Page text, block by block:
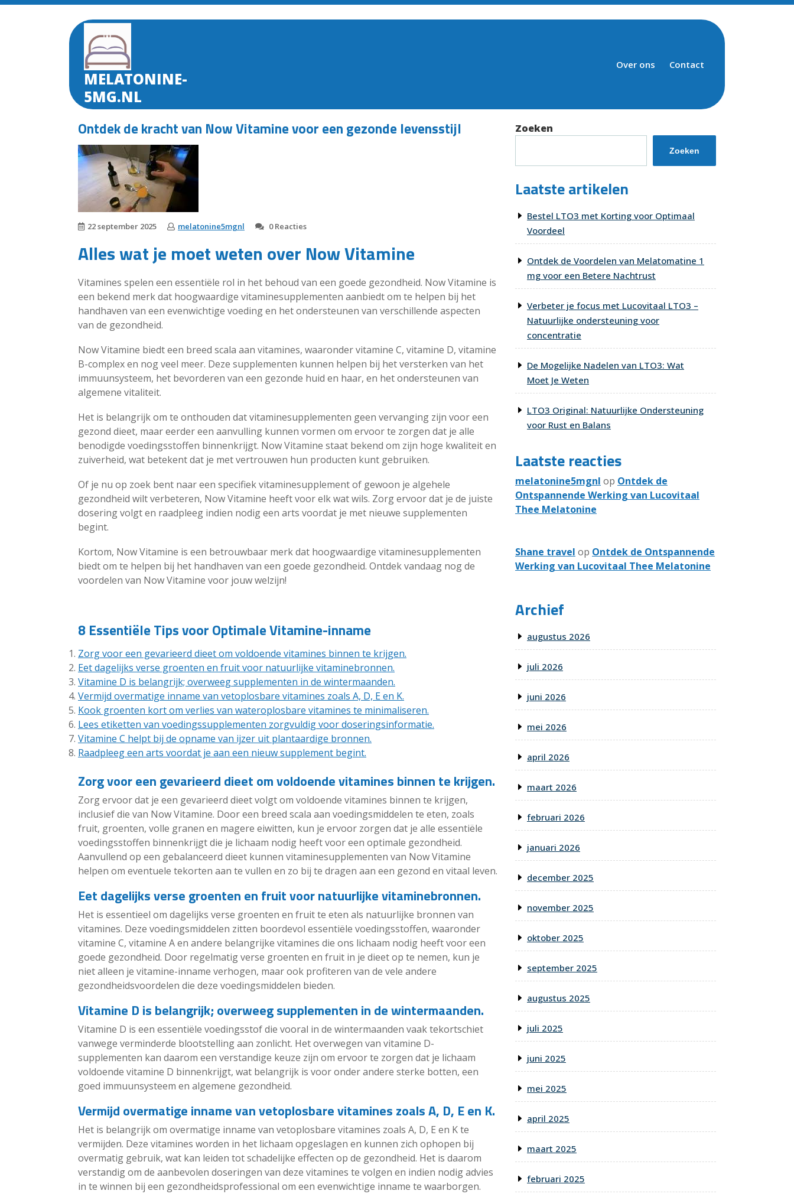
Skip
MELATONINE-
5MG.NL
Over ons Contact
Ontdek de kracht van Now Vitamine voor een gezonde levensstijl
22 september 2025 melatonine5mgnl 0 Reacties
Alles wat je moet weten over Now Vitamine
Vitamines spelen een essentiële rol in het behoud van een goede gezondheid. Now Vitamine is
een bekend merk dat hoogwaardige vitaminesupplementen aanbiedt om te helpen bij het
handhaven van een evenwichtige voeding en het ondersteunen van verschillende aspecten
van de gezondheid.
Now Vitamine biedt een breed scala aan vitamines, waaronder vitamine C, vitamine D, vitamine
B-complex en nog veel meer. Deze supplementen kunnen helpen bij het versterken van het
immuunsysteem, het bevorderen van een gezonde huid en haar, en het ondersteunen van
algemene vitaliteit.
Het is belangrijk om te onthouden dat vitaminesupplementen geen vervanging zijn voor een
gezond dieet, maar eerder een aanvulling kunnen vormen om ervoor te zorgen dat je alle
benodigde voedingsstoffen binnenkrijgt. Now Vitamine staat bekend om zijn hoge kwaliteit en
zuiverheid, wat betekent dat je met vertrouwen hun producten kunt gebruiken.
Of je nu op zoek bent naar een specifiek vitaminesupplement of gewoon je algehele
gezondheid wilt verbeteren, Now Vitamine heeft voor elk wat wils. Zorg ervoor dat je de juiste
dosering volgt en raadpleeg indien nodig een arts voordat je met nieuwe supplementen
begint.
Kortom, Now Vitamine is een betrouwbaar merk dat hoogwaardige vitaminesupplementen
biedt om te helpen bij het handhaven van een goede gezondheid. Ontdek vandaag nog de
voordelen van Now Vitamine voor jouw welzijn!
8 Essentiële Tips voor Optimale Vitamine-inname
Zorg voor een gevarieerd dieet om voldoende vitamines binnen te krijgen.
Eet dagelijks verse groenten en fruit voor natuurlijke vitaminebronnen.
Vitamine D is belangrijk; overweeg supplementen in de wintermaanden.
Vermijd overmatige inname van vetoplosbare vitamines zoals A, D, E en K.
Kook groenten kort om verlies van wateroplosbare vitamines te minimaliseren.
Lees etiketten van voedingssupplementen zorgvuldig voor doseringsinformatie.
Vitamine C helpt bij de opname van ijzer uit plantaardige bronnen.
Raadpleeg een arts voordat je aan een nieuw supplement begint.
Zorg voor een gevarieerd dieet om voldoende vitamines binnen te krijgen.
Zorg ervoor dat je een gevarieerd dieet volgt om voldoende vitamines binnen te krijgen,
inclusief die van Now Vitamine. Door een breed scala aan voedingsmiddelen te eten, zoals
fruit, groenten, volle granen en magere eiwitten, kun je ervoor zorgen dat je alle essentiële
voedingsstoffen binnenkrijgt die je lichaam nodig heeft voor een optimale gezondheid.
Aanvullend op een gebalanceerd dieet kunnen vitaminesupplementen van Now Vitamine
helpen om eventuele tekorten aan te vullen en zo bij te dragen aan een gezond en vitaal leven.
Eet dagelijks verse groenten en fruit voor natuurlijke vitaminebronnen.
Het is essentieel om dagelijks verse groenten en fruit te eten als natuurlijke bronnen van
vitamines. Deze voedingsmiddelen zitten boordevol essentiële voedingsstoffen, waaronder
vitamine C, vitamine A en andere belangrijke vitamines die ons lichaam nodig heeft voor een
goede gezondheid. Door regelmatig verse groenten en fruit in je dieet op te nemen, kun je
niet alleen je vitamine-inname verhogen, maar ook profiteren van de vele andere
gezondheidsvoordelen die deze voedingsmiddelen bieden.
Vitamine D is belangrijk; overweeg supplementen in de wintermaanden.
Vitamine D is een essentiële voedingsstof die vooral in de wintermaanden vaak tekortschiet
vanwege verminderde blootstelling aan zonlicht. Het overwegen van vitamine D-
supplementen kan daarom een verstandige keuze zijn om ervoor te zorgen dat je lichaam
voldoende vitamine D binnenkrijgt, wat belangrijk is voor onder andere sterke botten, een
goed immuunsysteem en algemene gezondheid.
Vermijd overmatige inname van vetoplosbare vitamines zoals A, D, E en K.
Het is belangrijk om overmatige inname van vetoplosbare vitamines zoals A, D, E en K te
vermijden. Deze vitamines worden in het lichaam opgeslagen en kunnen zich ophopen bij
overmatig gebruik, wat kan leiden tot schadelijke effecten op de gezondheid. Het is daarom
verstandig om de aanbevolen doseringen van deze vitamines te volgen en indien nodig advies
in te winnen bij een gezondheidsprofessional om een evenwichtige inname te waarborgen.
Zoeken
Zoeken
Laatste artikelen
Bestel LTO3 met Korting voor Optimaal
Voordeel
Ontdek de Voordelen van Melatomatine 1
mg voor een Betere Nachtrust
Verbeter je focus met Lucovitaal LTO3 –
Natuurlijke ondersteuning voor
concentratie
De Mogelijke Nadelen van LTO3: Wat
Moet Je Weten
LTO3 Original: Natuurlijke Ondersteuning
voor Rust en Balans
Laatste reacties
melatonine5mgnl op Ontdek de
Ontspannende Werking van Lucovitaal
Thee Melatonine
Shane travel op Ontdek de Ontspannende
Werking van Lucovitaal Thee Melatonine
Archief
augustus 2026
juli 2026
juni 2026
mei 2026
april 2026
maart 2026
februari 2026
januari 2026
december 2025
november 2025
oktober 2025
september 2025
augustus 2025
juli 2025
juni 2025
mei 2025
april 2025
maart 2025
februari 2025